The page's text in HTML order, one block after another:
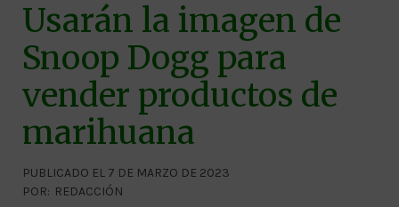
Usarán la imagen de
Snoop Dogg para
vender productos de
marihuana
PUBLICADO EL 7 DE MARZO DE 2023
POR: REDACCIÓN